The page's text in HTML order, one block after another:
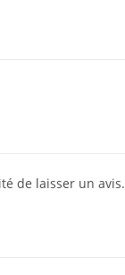
de laisser un avis.